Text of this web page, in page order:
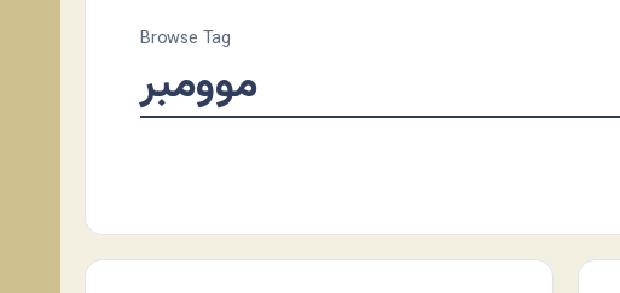
Browse Tag
موومبر